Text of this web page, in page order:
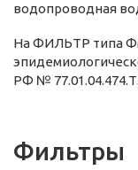
водопроводная
На ФИЛЬТР типа
РФ № 77.01.04.474.Т.
Фильтры